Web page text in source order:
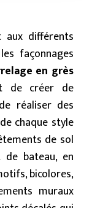
différents
façonnages
en grès
de créer de
réaliser des
chaque style
de sol
bateau, en
bicolores,
muraux